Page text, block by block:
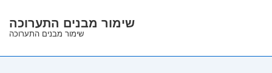
Skip
Main
שימור מבנים התערוכה
שימור מבנים התערוכה